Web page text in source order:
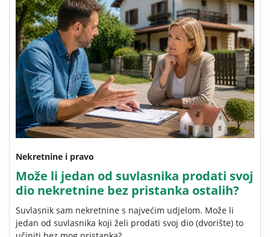
Nekretnine i pravo
Može li jedan od suvlasnika prodati svoj
dio nekretnine bez pristanka ostalih?
Suvlasnik sam nekretnine s najvećim udjelom. Može li
jedan od suvlasnika koji želi prodati svoj dio (dvorište) to